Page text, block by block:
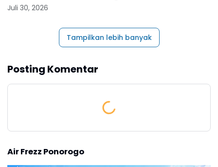
Juli 30, 2026
Tampilkan lebih banyak
Posting Komentar
Air Frezz Ponorogo